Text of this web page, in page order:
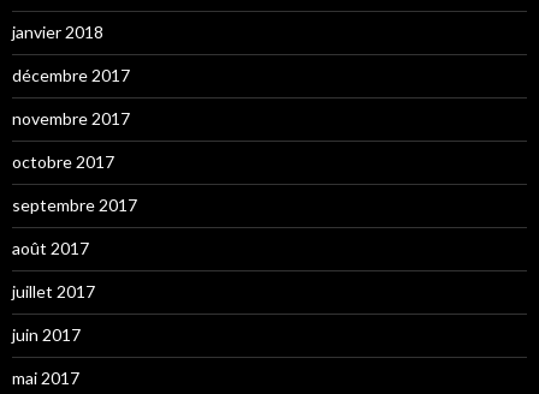
janvier 2018
décembre 2017
novembre 2017
octobre 2017
septembre 2017
août 2017
juillet 2017
juin 2017
mai 2017